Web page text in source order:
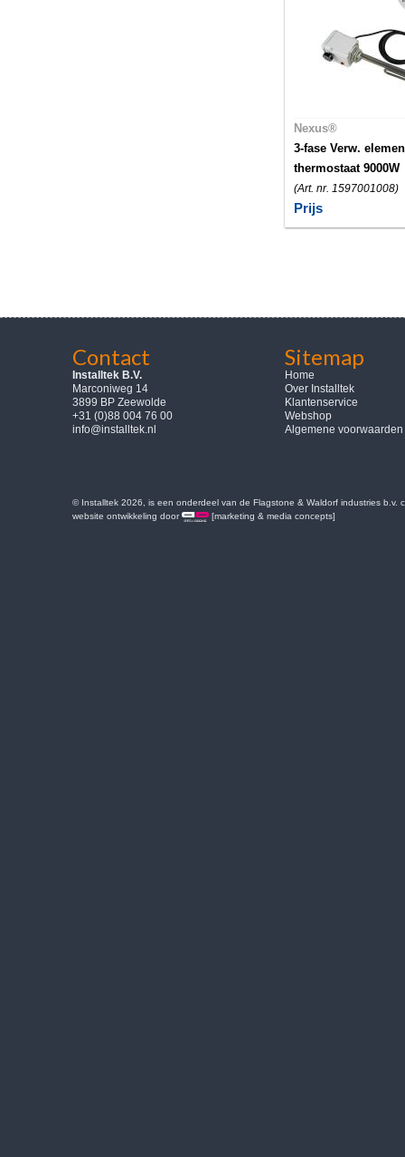
Nexus®
3-fase Verw.
thermostaat 9000W
(Art. nr. 1597001008)
Prijs
Contact
Installtek B.V.
Marconiweg 14
3899 BP Zeewolde
+31 (0)88 004 76 00
info@installtek.nl
Sitemap
Home
Over Installtek
Klantenservice
Webshop
Algemene voorwaarden
© Installtek 2026, is een onderdeel van de Flagstone & Waldorf industries b.v.
website ontwikkeling door
[marketing & media concepts]